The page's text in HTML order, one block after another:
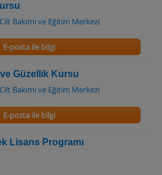
Bakımı ve Eğitim Merkezi
E-posta ile bilgi
ve Güzellik Kursu
Bakımı ve Eğitim Merkezi
E-posta ile bilgi
Lisans Programı